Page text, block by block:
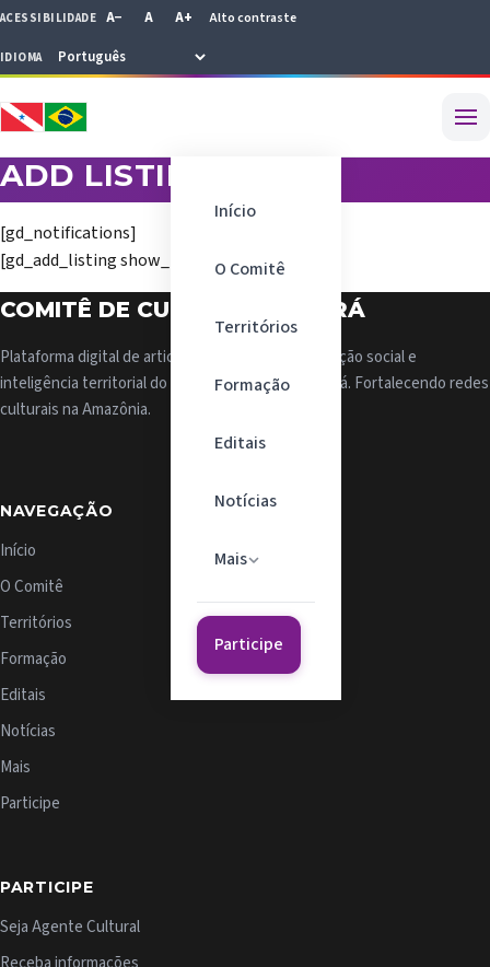
Select Language
▼
ACESSIBILIDADE A− A A+ Alto contraste
IDIOMA
Início
O Comitê
Territórios
Formação
Editais
Notícias
Mais
Participe
ADD LISTING
[gd_notifications]
[gd_add_listing show_login=1]
COMITÊ DE CULTURA DO PARÁ
Plataforma digital de articulação cultural, participação social e
inteligência territorial do Comitê de Cultura do Pará. Fortalecendo redes
culturais na Amazônia.
NAVEGAÇÃO
Início
O Comitê
Territórios
Formação
Editais
Notícias
Mais
Participe
PARTICIPE
Seja Agente Cultural